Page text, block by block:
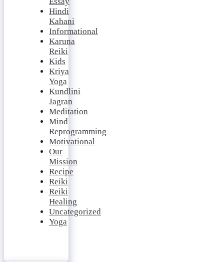
Hindi
Kahani
Informational
Karuna
Reiki
Kids
Kriya
Yoga
Kundlini
Jagran
Meditation
Mind
Reprogramming
Motivational
Our
Mission
Recipe
Reiki
Reiki
Healing
Uncategorized
Yoga